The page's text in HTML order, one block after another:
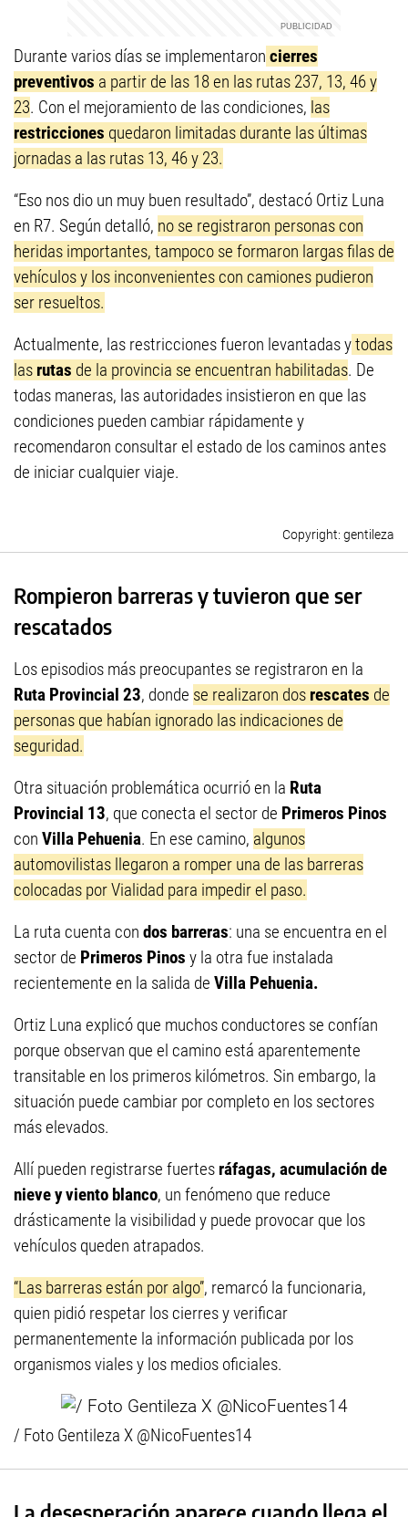
Durante varios días se implementaron cierres
preventivos a partir de las 18 en las rutas 237, 13, 46 y
23. Con el mejoramiento de las condiciones, las
restricciones quedaron limitadas durante las últimas
jornadas a las rutas 13, 46 y 23.
“Eso nos dio un muy buen resultado”, destacó Ortiz Luna
en R7. Según detalló, no se registraron personas con
heridas importantes, tampoco se formaron largas filas de
vehículos y los inconvenientes con camiones pudieron
ser resueltos.
Actualmente, las restricciones fueron levantadas ytodas
las rutas de la provincia se encuentran habilitadas. De
todas maneras, las autoridades insistieron en que las
condiciones pueden cambiar rápidamente y
recomendaron consultar el estado de los caminos antes
de iniciar cualquier viaje.
gentileza
Rompieron barreras y tuvieron que ser
rescatados
Los episodios más preocupantes se registraron en la
Ruta Provincial 23, donde se realizaron dos rescates de
personas que habían ignorado las indicaciones de
seguridad.
Otra situación problemática ocurrió en la Ruta
Provincial 13, que conecta el sector de Primeros Pinos
con Villa Pehuenia. En ese camino, algunos
automovilistas llegaron a romper una de las barreras
colocadas por Vialidad para impedir el paso.
La ruta cuenta con dos barreras: una se encuentra en el
sector de Primeros Pinos y la otra fue instalada
recientemente en la salida de Villa Pehuenia.
Ortiz Luna explicó que muchos conductores se confían
porque observan que el camino está aparentemente
transitable en los primeros kilómetros. Sin embargo, la
situación puede cambiar por completo en los sectores
más elevados.
Allí pueden registrarse fuertes ráfagas, acumulación de
nieve y viento blanco, un fenómeno que reduce
drásticamente la visibilidad y puede provocar que los
vehículos queden atrapados.
“Las barreras están por algo”, remarcó la funcionaria,
quien pidió respetar los cierres y verificar
permanentemente la información publicada por los
organismos viales y los medios oficiales.
/ Foto Gentileza X @NicoFuentes14